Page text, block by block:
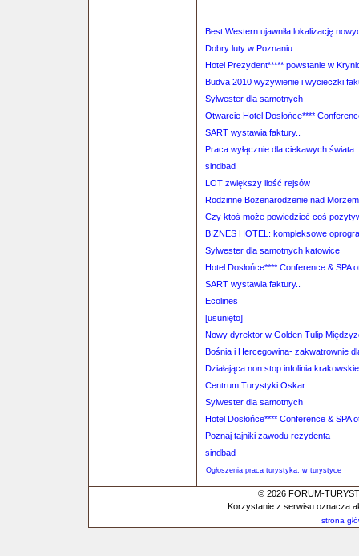
Best Western ujawniła lokalizację
Dobry luty w Poznaniu
Hotel Prezydent***** powstanie w
Budva 2010 wyżywienie i wycieczki
Sylwester dla samotnych
Otwarcie Hotel Dosłońce****
SART wystawia faktury..
Praca wyłącznie dla ciekawych świata
sindbad
LOT zwiększy ilość rejsów
Rodzinne Bożenarodzenie nad Morzem
Czy ktoś może powiedzieć coś
BIZNES HOTEL: kompleksowe
Sylwester dla samotnych katowice
Hotel Dosłońce**** Conference & SPA
SART wystawia faktury..
Ecolines
[usunięto]
Nowy dyrektor w Golden Tulip
Bośnia i Hercegowina- zakwatrownie
Działająca non stop infolinia
Centrum Turystyki Oskar
Sylwester dla samotnych
Hotel Dosłońce**** Conference & SPA
Poznaj tajniki zawodu rezydenta
sindbad
Ogłoszenia praca turystyka, w turystyce
© 2026 FORUM-
Korzystanie z serwisu oznacza
strona